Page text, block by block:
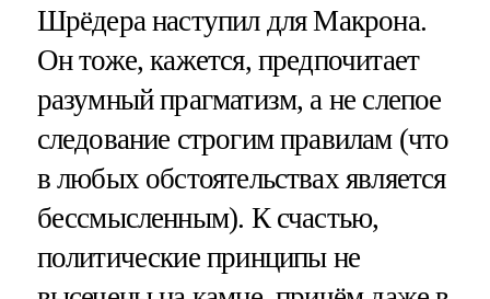
Шрёдера наступил для Макрона.
Он тоже, кажется, предпочитает
разумный прагматизм, а не слепое
следование строгим правилам (что
в любых обстоятельствах является
бессмысленным). К счастью,
политические принципы не